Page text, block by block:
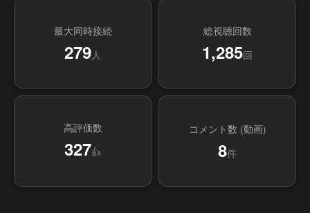
最大同時接続
279人
総視聴回数
1,285回
高評価数
327👍
コメント数 (動画)
8件